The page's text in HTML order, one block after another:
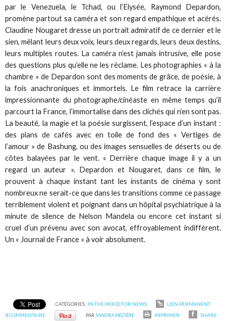
par le Venezuela, le Tchad, ou l’Elysée, Raymond Depardon,
promène partout sa caméra et son regard empathique et acérés.
Claudine Nougaret dresse un portrait admiratif de ce dernier et le
sien, mêlant leurs deux voix, leurs deux regards, leurs deux destins,
leurs multiples routes. La caméra n’est jamais intrusive, elle pose
des questions plus qu’elle ne les réclame. Les photographies « à la
chambre » de Depardon sont des moments de grâce, de poésie, à
la fois anachroniques et immortels. Le film retrace la carrière
impressionnante du photographe/cinéaste en même temps qu’il
parcourt la France, l’immortalise dans des clichés qui n’en sont pas.
La beauté, la magie et la poésie surgissent, l’espace d’un instant :
des plans de cafés avec en toile de fond des « Vertiges de
l’amour » de Bashung, ou des images sensuelles de déserts ou de
côtes balayées par le vent. « Derrière chaque image il y a un
regard un auteur ». Depardon et Nougaret, dans ce film, le
prouvent à chaque instant tant les instants de cinéma y sont
nombreux ne serait-ce que dans les transitions comme ce passage
terriblement violent et poignant dans un hôpital psychiatrique à la
minute de silence de Nelson Mandela ou encore cet instant si
cruel d’un prévenu avec son avocat, effroyablement indifférent.
Un « Journal de France » à voir absolument.
CATÉGORIES : IN THE MOOD FOR NEWS
LIEN PERMANENT
0COMMENTAIRE PARSANDRA MÉZIÈRE IMPRIMER SHARE